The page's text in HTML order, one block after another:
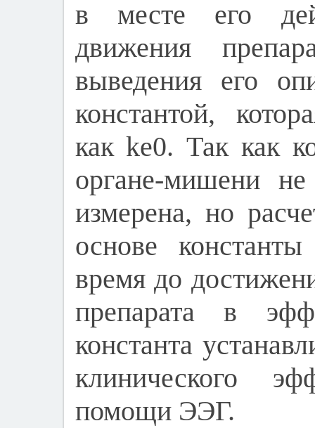
в месте его
движения
выведения его
константой,
как ke0. Так как
органе-мишени
измерена, но
основе
время до
препарата в
константа
клинического
помощи ЭЭГ.